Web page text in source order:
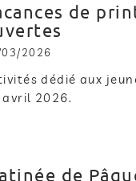
de
2026
dédié aux
avril 2026.
de